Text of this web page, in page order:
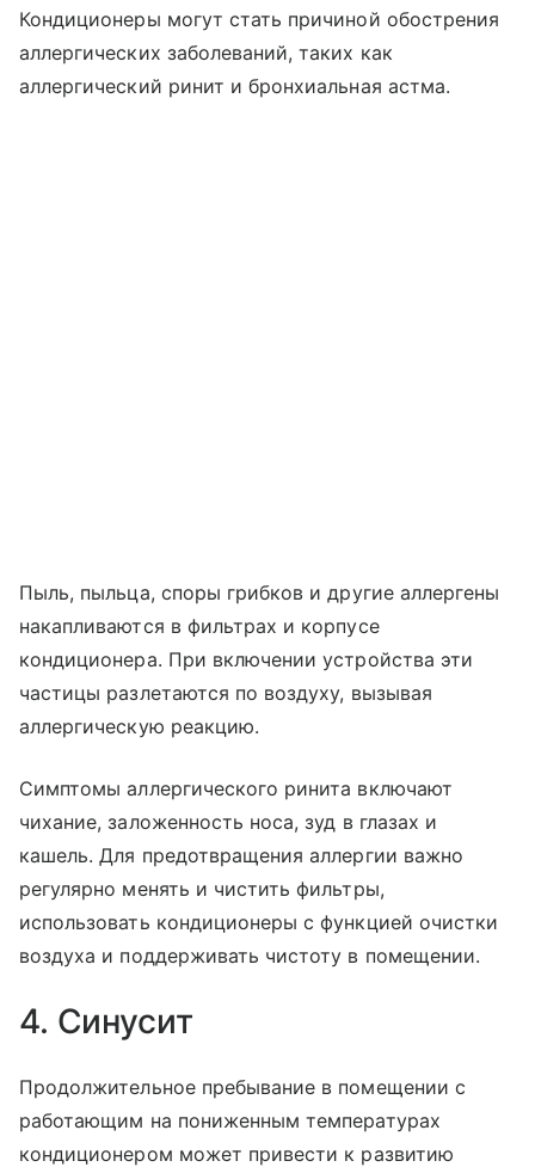
Кондиционеры могут стать причиной обострения
аллергических заболеваний, таких как
аллергический ринит и бронхиальная астма.
Пыль, пыльца, споры грибков и другие аллергены
накапливаются в фильтрах и корпусе
кондиционера. При включении устройства эти
частицы разлетаются по воздуху, вызывая
аллергическую реакцию.
Симптомы аллергического ринита включают
чихание, заложенность носа, зуд в глазах и
кашель. Для предотвращения аллергии важно
регулярно менять и чистить фильтры,
использовать кондиционеры с функцией очистки
воздуха и поддерживать чистоту в помещении.
4. Синусит
Продолжительное пребывание в помещении с
работающим на пониженным температурах
кондиционером может привести к развитию